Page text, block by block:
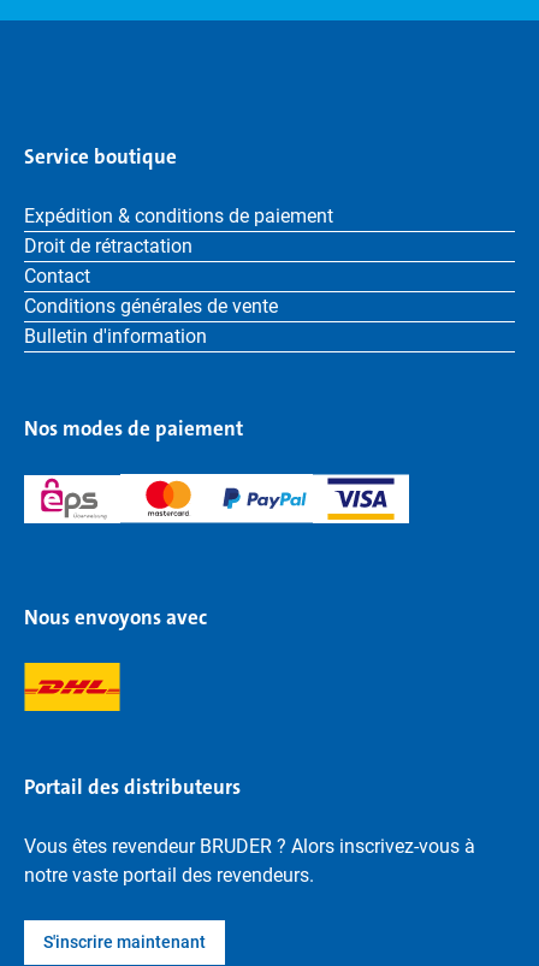
Service boutique
Expédition & conditions de paiement
Droit de rétractation
Contact
Conditions générales de vente
Bulletin d'information
Nos modes de paiement
Nous envoyons avec
Portail des distributeurs
Vous êtes revendeur BRUDER ? Alors inscrivez-vous à
notre vaste portail des revendeurs.
S'inscrire maintenant